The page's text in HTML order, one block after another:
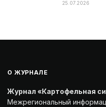
25.07.2026
О ЖУРНАЛЕ
Журнал «Картофельная
Межрегиональный